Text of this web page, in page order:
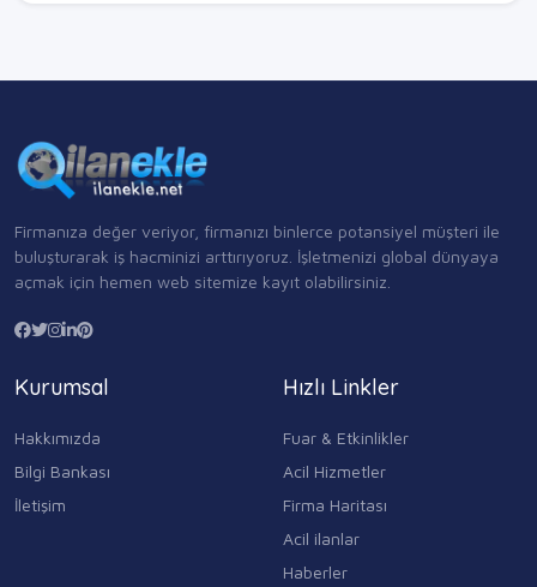
Firmanıza değer veriyor, firmanızı binlerce potansiyel müşteri ile
buluşturarak iş hacminizi arttırıyoruz. İşletmenizi global dünyaya
açmak için hemen web sitemize kayıt olabilirsiniz.
Kurumsal
Hakkımızda
Bilgi Bankası
İletişim
Hızlı Linkler
Fuar & Etkinlikler
Acil Hizmetler
Firma Haritası
Acil ilanlar
Haberler